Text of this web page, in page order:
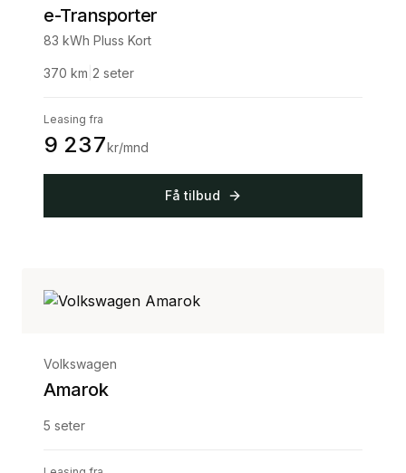
e-Transporter
83 kWh Pluss Kort
370 km 2 seter
Leasing fra
9 237kr/mnd
Få tilbud
Volkswagen
Amarok
5 seter